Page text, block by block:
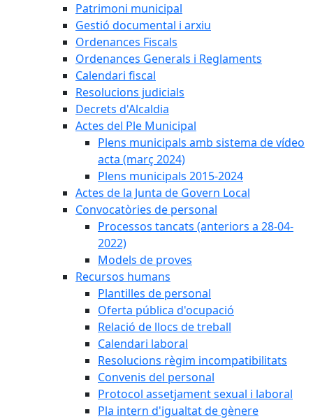
Patrimoni municipal
Gestió documental i arxiu
Ordenances Fiscals
Ordenances Generals i Reglaments
Calendari fiscal
Resolucions judicials
Decrets d'Alcaldia
Actes del Ple Municipal
Plens municipals amb sistema de vídeo
acta (març 2024)
Plens municipals 2015-2024
Actes de la Junta de Govern Local
Convocatòries de personal
Processos tancats (anteriors a 28-04-
2022)
Models de proves
Recursos humans
Plantilles de personal
Oferta pública d'ocupació
Relació de llocs de treball
Calendari laboral
Resolucions règim incompatibilitats
Convenis del personal
Protocol assetjament sexual i laboral
Pla intern d'igualtat de gènere